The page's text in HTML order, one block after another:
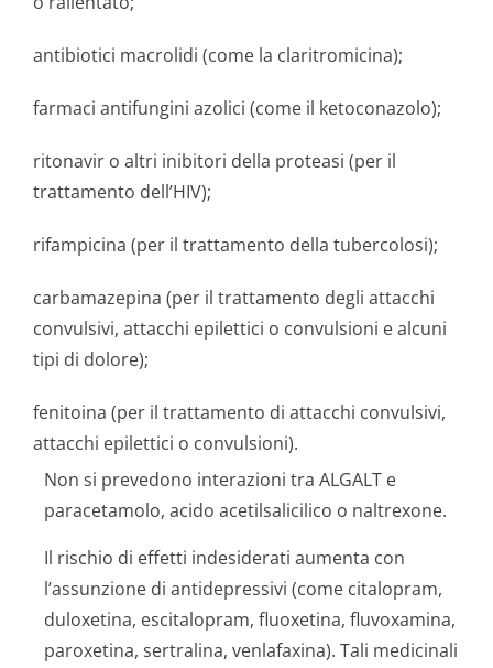
antibiotici macrolidi (come la claritromicina);
farmaci antifungini azolici (come il ketoconazolo);
ritonavir o altri inibitori della proteasi (per il
trattamento dell’HIV);
rifampicina (per il trattamento della tubercolosi);
carbamazepina (per il trattamento degli attacchi
convulsivi, attacchi epilettici o convulsioni e alcuni
tipi di dolore);
fenitoina (per il trattamento di attacchi convulsivi,
attacchi epilettici o convulsioni).
Non si prevedono interazioni tra ALGALT e
paracetamolo, acido acetilsalicilico o naltrexone.
Il rischio di effetti indesiderati aumenta con
l’assunzione di antidepressivi (come citalopram,
duloxetina, escitalopram, fluoxetina, fluvoxamina,
paroxetina, sertralina, venlafaxina). Tali medicinali